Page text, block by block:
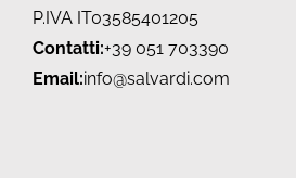
P.IVA IT03585401205
Contatti:+39 051 703390
Email:info@salvardi.com